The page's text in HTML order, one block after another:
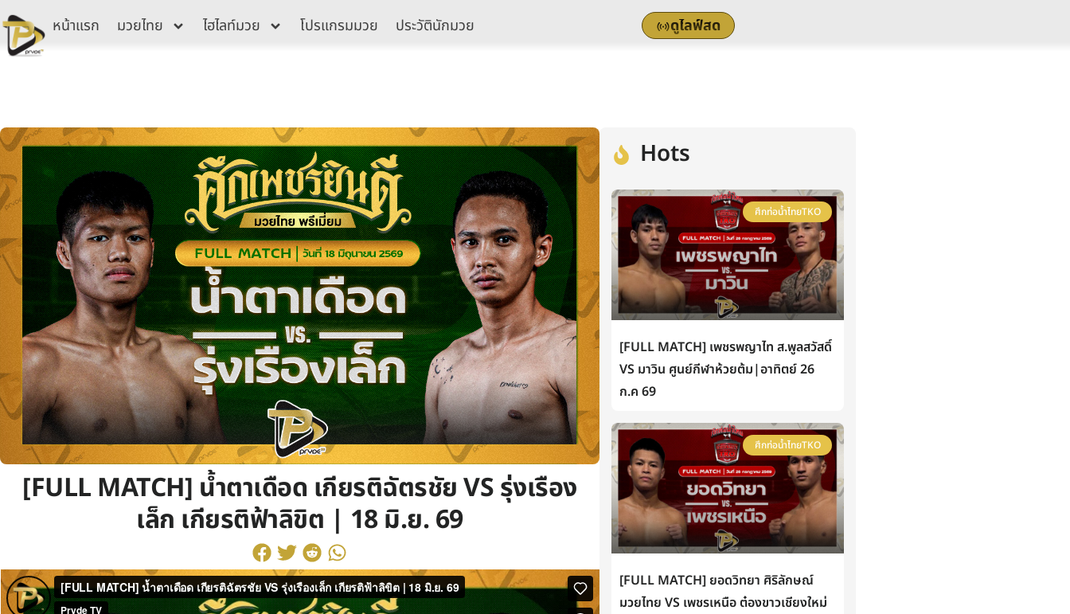
Skip
to
content
หน้าแรก มวยไทย ไฮไลท์มวย โปรแกรมมวย ประวัตินักมวย ดูไลฟ์สด
[FULL MATCH] น้ำตาเดือด เกียรติฉัตรชัย VS รุ่งเรือง
เล็ก เกียรติฟ้าลิขิต | 18 มิ.ย. 69
Hots
ศึกท่อน้ำไทยTKO
[FULL MATCH] เพชรพญาไท ส.พูลสวัสดิ์
VS มาวิน ศูนย์กีฬาห้วยต้ม|อาทิตย์ 26
ก.ค 69
ศึกท่อน้ำไทยTKO
[FULL MATCH] ยอดวิทยา ศิริลักษณ์
มวยไทย VS เพชรเหนือ ต๋องขาวเชียงใหม่